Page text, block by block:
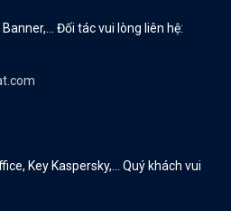
Đối tác vui lòng liên hệ:
Key Kaspersky,… Quý khách vui